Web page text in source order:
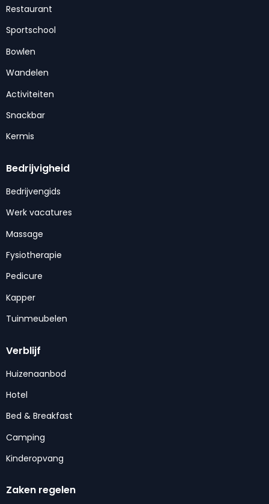
Restaurant
Sportschool
Bowlen
Wandelen
Activiteiten
Snackbar
Kermis
Bedrijvigheid
Bedrijvengids
Werk vacatures
Massage
Fysiotherapie
Pedicure
Kapper
Tuinmeubelen
Verblijf
Huizenaanbod
Hotel
Bed & Breakfast
Camping
Kinderopvang
Zaken regelen